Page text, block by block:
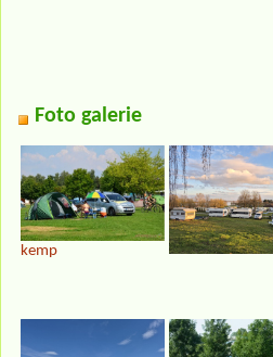
Foto galerie
kemp